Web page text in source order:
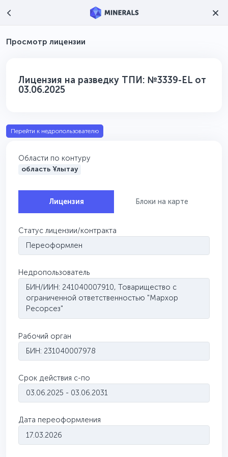
Просмотр лицензии
Лицензия на разведку ТПИ: №3339-EL от
03.06.2025
Перейти к недропользователю
Области по контуру
область Ұлытау
Лицензия Блоки на карте
Статус лицензии/контракта
Переоформлен
Недропользователь
БИН/ИИН: 241040007910, Товарищество с
ограниченной ответственностью "Мархор
Ресорсез"
Рабочий орган
БИН: 231040007978
Срок действия с-по
03.06.2025 - 03.06.2031
Дата переоформления
17.03.2026